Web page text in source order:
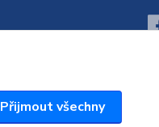
Přijmout všechny